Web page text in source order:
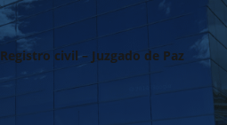
Registro civil – Juzgado de Paz